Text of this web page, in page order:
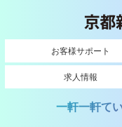
お客様サポート
求人情報
一軒一軒て